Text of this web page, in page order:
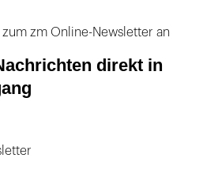
zm Online-Newsletter an
direkt in